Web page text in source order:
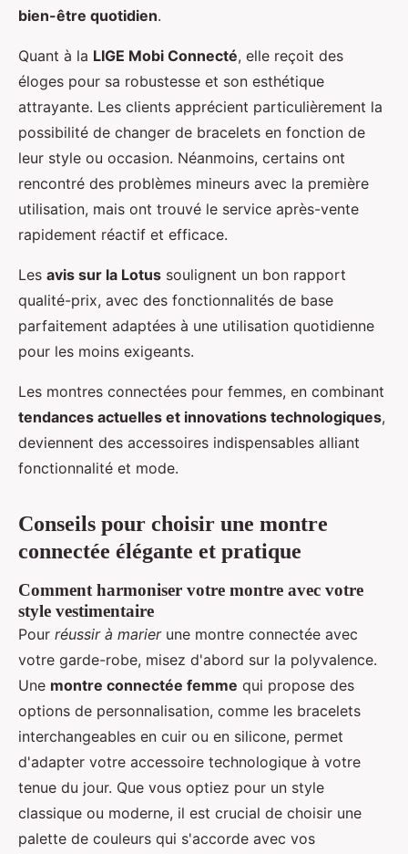
bien-être quotidien.
Quant à la LIGE Mobi Connecté, elle reçoit des
éloges pour sa robustesse et son esthétique
attrayante. Les clients apprécient particulièrement la
possibilité de changer de bracelets en fonction de
leur style ou occasion. Néanmoins, certains ont
rencontré des problèmes mineurs avec la première
utilisation, mais ont trouvé le service après-vente
rapidement réactif et efficace.
Les avis sur la Lotus soulignent un bon rapport
qualité-prix, avec des fonctionnalités de base
parfaitement adaptées à une utilisation quotidienne
pour les moins exigeants.
Les montres connectées pour femmes, en combinant
tendances actuelles et innovations technologiques,
deviennent des accessoires indispensables alliant
fonctionnalité et mode.
Conseils pour choisir une montre
connectée élégante et pratique
Comment harmoniser votre montre avec votre
style vestimentaire
Pour réussir à marierune montre connectée avec
votre garde-robe, misez d'abord sur la polyvalence.
Une montre connectée femme qui propose des
options de personnalisation, comme les bracelets
interchangeables en cuir ou en silicone, permet
d'adapter votre accessoire technologique à votre
tenue du jour. Que vous optiez pour un style
classique ou moderne, il est crucial de choisir une
palette de couleurs qui s'accorde avec vos